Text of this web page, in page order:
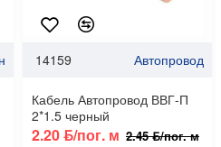
14159 Автопровод
Кабель Автопровод ВВГ-П
2*1.5 черный
2.20 ƃ/пог. м 2.45 ƃ/пог. м